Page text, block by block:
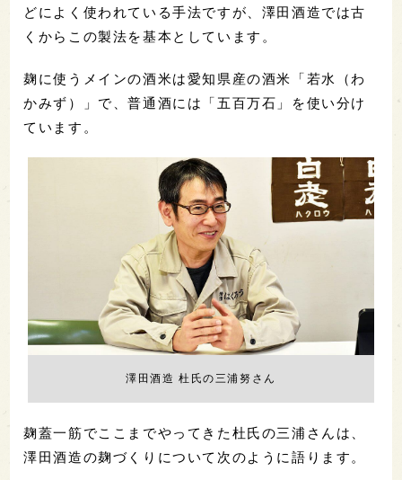
どによく使われている手法ですが、澤田酒造では古
くからこの製法を基本としています。
麹に使うメインの酒米は愛知県産の酒米「若水（わ
かみず）」で、普通酒には「五百万石」を使い分け
ています。
澤田酒造 杜氏の三浦努さん
麹蓋一筋でここまでやってきた杜氏の三浦さんは、
澤田酒造の麹づくりについて次のように語ります。